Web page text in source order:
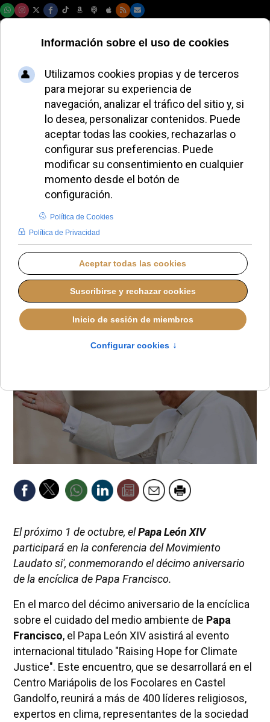
El Papa León XIV
lidera conferencia
por la justicia
climática en
aniversario de
Laudato si'
JAVIER RUIZ ARREGUI
PAPA LEÓN XIV
JUEVES, 25 SEPTIEMBRE 2025 15:35
El próximo 1 de octubre, elPapa León XIV
participará en la conferencia del Movimiento
Laudato si', conmemorando el décimo aniversario
de la encíclica de Papa Francisco.
En el marco del décimo aniversario de la encíclica
sobre el cuidado del medio ambiente de Papa
Francisco, el Papa León XIV asistirá al evento
internacional titulado "Raising Hope for Climate
Justice". Este encuentro, que se desarrollará en el
Centro Mariápolis de los Focolares en Castel
Gandolfo, reunirá a más de 400 líderes religiosos,
expertos en clima, representantes de la sociedad